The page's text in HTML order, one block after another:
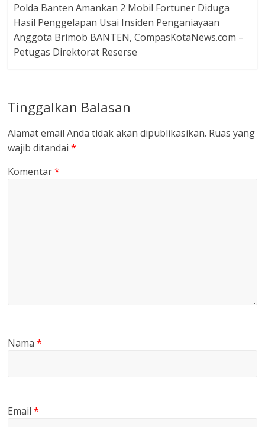
Polda Banten Amankan 2 Mobil Fortuner Diduga
Hasil Penggelapan Usai Insiden Penganiayaan
Anggota Brimob BANTEN, CompasKotaNews.com –
Petugas Direktorat Reserse
Tinggalkan Balasan
Alamat email Anda tidak akan dipublikasikan. Ruas yang
wajib ditandai*
Komentar*
Nama*
Email*